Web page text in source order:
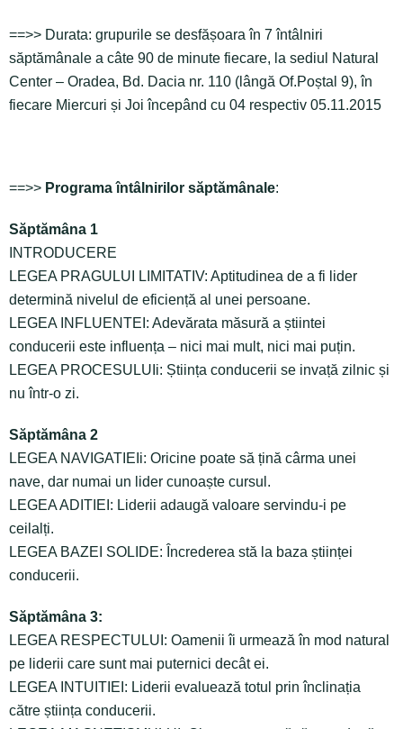
==>> Durata: grupurile se desfășoara în 7 întâlniri
săptămânale a câte 90 de minute fiecare, la sediul Natural
Center – Oradea, Bd. Dacia nr. 110 (lângă Of.Poștal 9), în
fiecare Miercuri și Joi începând cu 04 respectiv 05.11.2015
==>> Programa întâlnirilor săptămânale:
Săptămâna 1
INTRODUCERE
LEGEA PRAGULUI LIMITATIV: Aptitudinea de a fi lider
determină nivelul de eficiență al unei persoane.
LEGEA INFLUENTEI: Adevărata măsură a știintei
conducerii este influența – nici mai mult, nici mai puțin.
LEGEA PROCESULUIi: Știința conducerii se invață zilnic și
nu într-o zi.
Săptămâna 2
LEGEA NAVIGATIEIi: Oricine poate să țină cârma unei
nave, dar numai un lider cunoaște cursul.
LEGEA ADITIEI: Liderii adaugă valoare servindu-i pe
ceilalți.
LEGEA BAZEI SOLIDE: Încrederea stă la baza științei
conducerii.
Săptămâna 3:
LEGEA RESPECTULUI: Oamenii îi urmează în mod natural
pe liderii care sunt mai puternici decât ei.
LEGEA INTUITIEI: Liderii evaluează totul prin înclinația
către știința conducerii.